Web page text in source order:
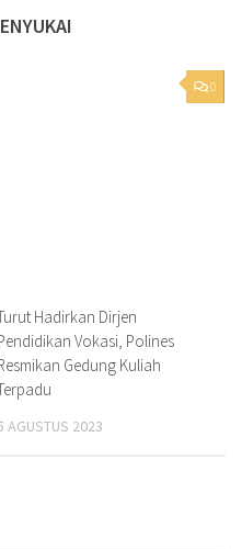
0
Hadirkan Dirjen
Vokasi, Polines
Gedung Kuliah
AGUSTUS 2023